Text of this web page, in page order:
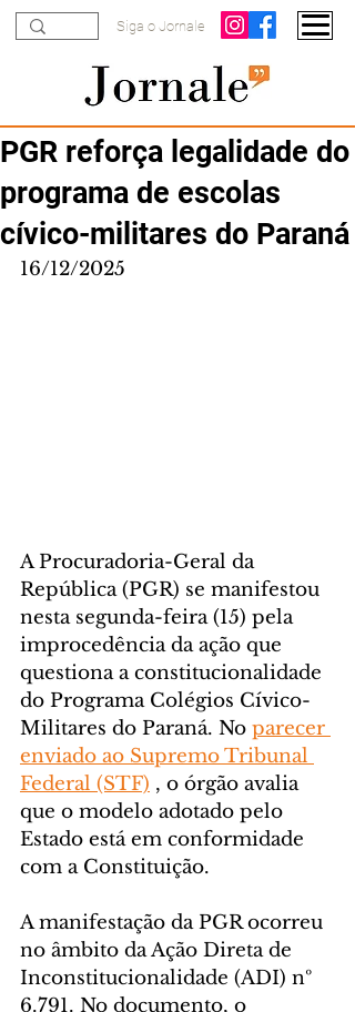
Siga o Jornale
PGR reforça legalidade do
programa de escolas
cívico-militares do Paraná
16/12/2025
A Procuradoria-Geral da
República (PGR) se manifestou
nesta segunda-feira (15) pela
improcedência da ação que
questiona a constitucionalidade
do Programa Colégios Cívico-
Militares do Paraná. No parecer
enviado ao Supremo Tribunal
Federal (STF) , o órgão avalia
que o modelo adotado pelo
Estado está em conformidade
com a Constituição.
A manifestação da PGR ocorreu
no âmbito da Ação Direta de
Inconstitucionalidade (ADI) nº
6.791. No documento, o